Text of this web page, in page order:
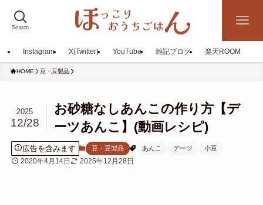
Search
Instagram X(Twitter) YouTube 雑記ブログ 楽天ROOM
HOME 豆・豆製品
お砂糖なしあんこの作り方【デ
ーツあんこ】(動画レシピ)
2025
12/28
広告を含みます 豆・豆製品 あんこ デーツ 小豆
2020年4月14日 2025年12月28日